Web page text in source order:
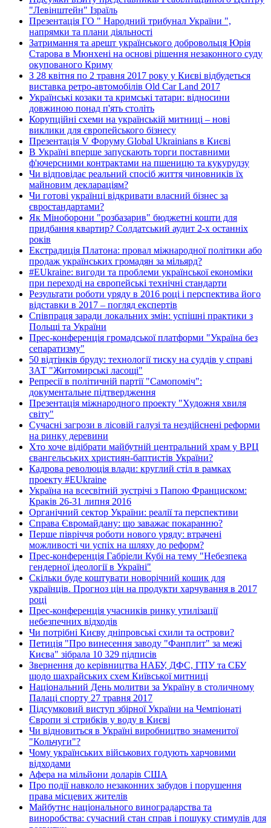
"Левінштейн" Ізраїль
Презентація ГО " Народний трибунал України ",
напрямки та плани діяльності
Затримання та арешт українського добровольця Юрія
Старова в Мюнхені на основі рішення незаконного суду
окупованого Криму
З 28 квітня по 2 травня 2017 року у Києві відбудеться
виставка ретро-автомобілів Old Car Land 2017
Українські козаки та кримські татари: відносини
довжиною понад п'ять століть
Корупційні схеми на українській митниці – нові
виклики для європейського бізнесу
Презентація V Форуму Global Ukrainians в Києві
В Україні вперше запускають торги поставними
ф'ючерсними контрактами на пшеницю та кукурудзу
Чи відповідає реальний спосіб життя чиновників їх
майновим деклараціям?
Чи готові українці відкривати власний бізнес за
євростандартами?
Як Міноборони "розбазарив" бюджетні кошти для
придбання квартир? Солдатський аудит 2-х останніх
років
Екстрадиція Платона: провал міжнародної політики або
продаж українських громадян за мільярд?
#EUkraine: вигоди та проблеми української економіки
при переході на європейські технічні стандарти
Результати роботи уряду в 2016 році і перспектива його
відставки в 2017 – погляд експертів
Співпраця заради локальних змін: успішні практики з
Польщі та України
Прес-конференція громадської платформи "Україна без
сепаратизму"
50 відтінків бруду: технології тиску на суддів у справі
ЗАТ "Житомирські ласощі"
Репресії в політичній партії "Самопоміч":
документальне підтвердження
Презентація міжнародного проекту "Художня хвиля
світу"
Сучасні загрози в лісовій галузі та нездійснені реформи
на ринку деревини
Хто хоче відібрати майбутній центральний храм у ВРЦ
євангельських християн-баптистів України?
Кадрова революція влади: круглий стіл в рамках
проекту #EUkraine
Україна на всесвітній зустрічі з Папою Франциском:
Краків 26-31 липня 2016
Органічний сектор України: реалії та перспективи
Справа Євромайдану: що заважає покаранню?
Перше півріччя роботи нового уряду: втрачені
можливості чи успіх на шляху до реформ?
Прес-конференція Габріели Кубі на тему "Небезпека
гендерної ідеології в Україні"
Скільки буде коштувати новорічний кошик для
українців. Прогноз цін на продукти харчування в 2017
році
Прес-конференція учасників ринку утилізації
небезпечних відходів
Чи потрібні Києву дніпровські схили та острови?
Петиція "Про винесення заводу "Фанплит" за межі
Києва" зібрала 10 329 підписів
Звернення до керівництва НАБУ, ДФС, ГПУ та СБУ
щодо шахрайських схем Київської митниці
Національний День молитви за Україну в столичному
Палаці спорту 27 травня 2017
Підсумковий виступ збірної України на Чемпіонаті
Європи зі стрибків у воду в Києві
Чи відновиться в Україні виробництво знаменитої
"Кольчуги"?
Чому українських військових годують харчовими
відходами
Афера на мільйони доларів США
Про події навколо незаконних забудов і порушення
права місцевих жителів
Майбутнє національного виноградарства та
виноробства: сучасний стан справ і пошуку стимулів для